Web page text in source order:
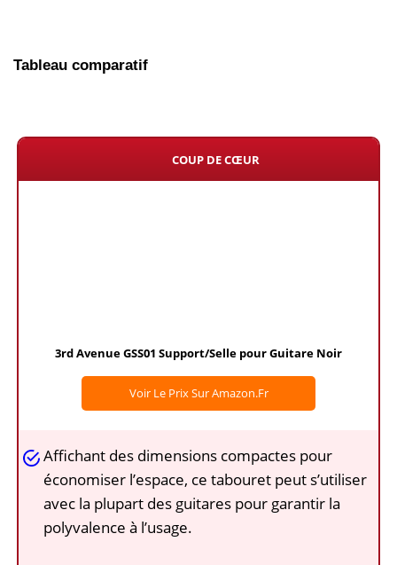
Tableau comparatif
COUP DE CŒUR
3rd Avenue GSS01 Support/Selle pour Guitare Noir
Voir Le Prix Sur Amazon.fr
Affichant des dimensions compactes pour
économiser l’espace, ce tabouret peut s’utiliser
avec la plupart des guitares pour garantir la
polyvalence à l’usage.